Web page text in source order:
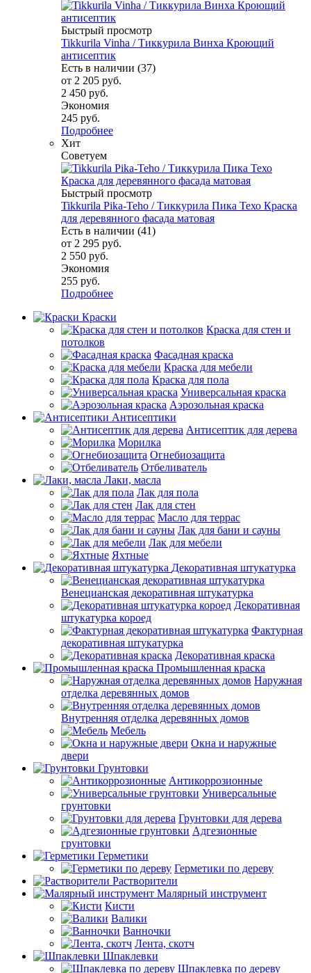
Быстрый просмотр
Tikkurila Vinha / Тиккурила Винха Кроющий
антисептик
Есть в наличии (37)
от 2 205 руб.
2 450 руб.
Экономия
245 руб.
Подробнее
Хит
Советуем
Быстрый просмотр
Tikkurila Pika-Teho / Тиккурила Пика Техо Краска
для деревянного фасада матовая
Есть в наличии (41)
от 2 295 руб.
2 550 руб.
Экономия
255 руб.
Подробнее
Краски
Краска для стен и
потолков
Фасадная краска
Краска для мебели
Краска для пола
Универсальная краска
Аэрозольная краска
Антисептики
Антисептик для дерева
Морилка
Огнебиозащита
Отбеливатель
Лаки, масла
Лак для пола
Лак для стен
Масло для террас
Лак для бани и сауны
Лак для мебели
Яхтные
Декоративная штукатурка
Венецианская декоративная штукатурка
Декоративная
штукатурка короед
Фактурная
декоративная штукатурка
Декоративная краска
Промышленная краска
Наружная
отделка деревянных домов
Внутренняя отделка деревянных домов
Мебель
Окна и наружные
двери
Грунтовки
Антикоррозионные
Универсальные
грунтовки
Грунтовки для дерева
Адгезионные
грунтовки
Герметики
Герметики по дереву
Растворители
Малярный инструмент
Кисти
Валики
Ванночки
Лента, скотч
Шпаклевки
Шпаклевка по дереву